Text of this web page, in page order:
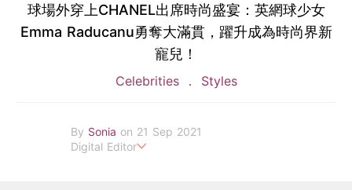
球場外穿上CHANEL出席時尚盛宴：英網球少女
Emma Raducanu勇奪大滿貫，躍升成為時尚界新
寵兒！
Celebrities Styles
By Sonia on 21 Sep 2021
Digital Editor